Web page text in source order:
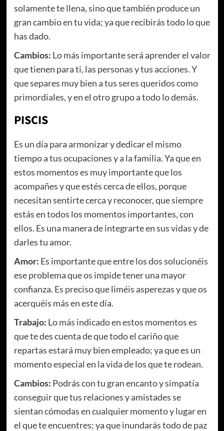
solamente te llena, sino que también produce un
gran cambio en tu vida; ya que recibirás todo lo que
has dado.
Cambios: Lo más importante será aprender el valor
que tienen para ti, las personas y tus acciones. Y
que separes muy bien a tus seres queridos como
primordiales, y en el otro grupo a todo lo demás.
PISCIS
Es un día para armonizar y dedicar el mismo
tiempo a tus ocupaciones y a la familia. Ya que en
estos momentos es muy importante que los
acompañes y que estés cerca de ellos, porque
necesitan sentirte cerca y reconocer, que siempre
estás en todos los momentos importantes, con
ellos. Es una manera de integrarte en sus vidas y de
darles tu amor.
Amor: Es importante que entre los dos solucionéis
ese problema que os impide tener una mayor
confianza. Es preciso que liméis asperezas y que os
acerquéis más en este día.
Trabajo: Lo más indicado en estos momentos es
que te des cuenta de que todo el cariño que
repartas estará muy bien empleado; ya que es un
momento especial en la vida de los que te rodean.
Cambios: Podrás con tu gran encanto y simpatía
conseguir que tus relaciones y amistades se
sientan cómodas en cualquier momento y lugar en
el que te encuentres; ya que inundarás todo de paz